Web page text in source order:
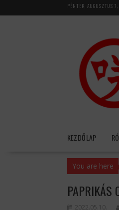
to
PÉNTEK, AUGUSZTUS
KEZDŐLAP
You are here
PAPRIKÁS
2022.05.10.